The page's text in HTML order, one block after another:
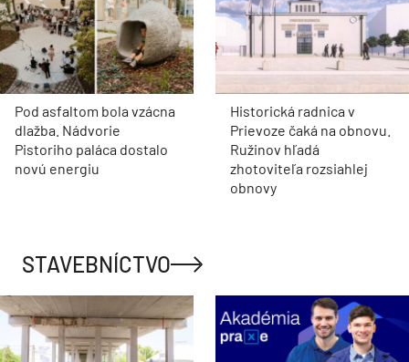
Pod asfaltom bola vzácna
dlažba. Nádvorie
Pistoriho paláca dostalo
novú energiu
Historická radnica v
Prievoze čaká na obnovu.
Ružinov hľadá
zhotoviteľa rozsiahlej
obnovy
STAVEBNÍCTVO